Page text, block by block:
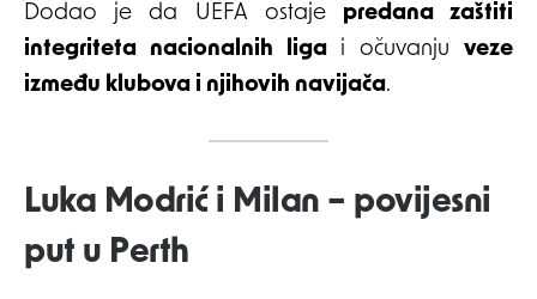
Dodao je da UEFA ostaje predana zaštiti
integriteta nacionalnih ligai očuvanjuveze
između klubova i njihovih navijača.
Luka Modrić i Milan – povijesni
put u Perth